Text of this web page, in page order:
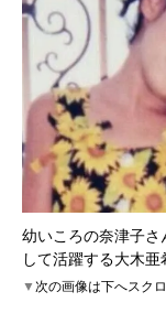
幼いころの奈津子さ
して活躍する大木亜
▼次の画像は下へスク